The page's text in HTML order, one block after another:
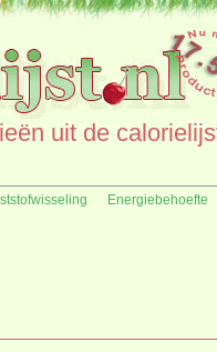
uit de
Energiebehoefte